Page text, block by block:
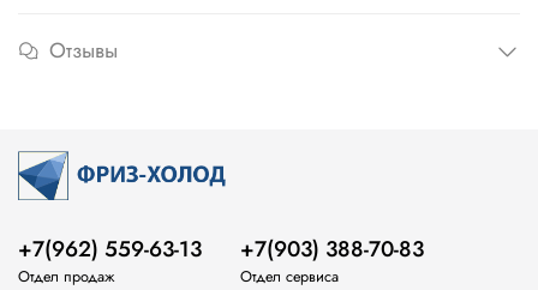
Отзывы
+7(962) 559-63-13
Отдел продаж
+7(903) 388-70-83
Отдел сервиса